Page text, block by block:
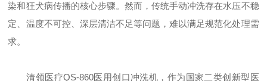
染和狂犬病传播的核心步骤。然而，传统手动冲洗存在水压不稳
定、温度不可控、深层清洁不足等问题，难以满足规范化处理需
求。
清领医疗QS-860医用创口冲洗机，作为国家二类创新型医